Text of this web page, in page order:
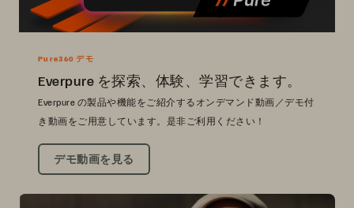
Pure360 デモ
Everpure を探索、体験、学習できます。
Everpure の製品や機能をご紹介するオンデマンド動画／デモ付
き動画をご用意しています。是非ご利用ください！
デモ動画を見る